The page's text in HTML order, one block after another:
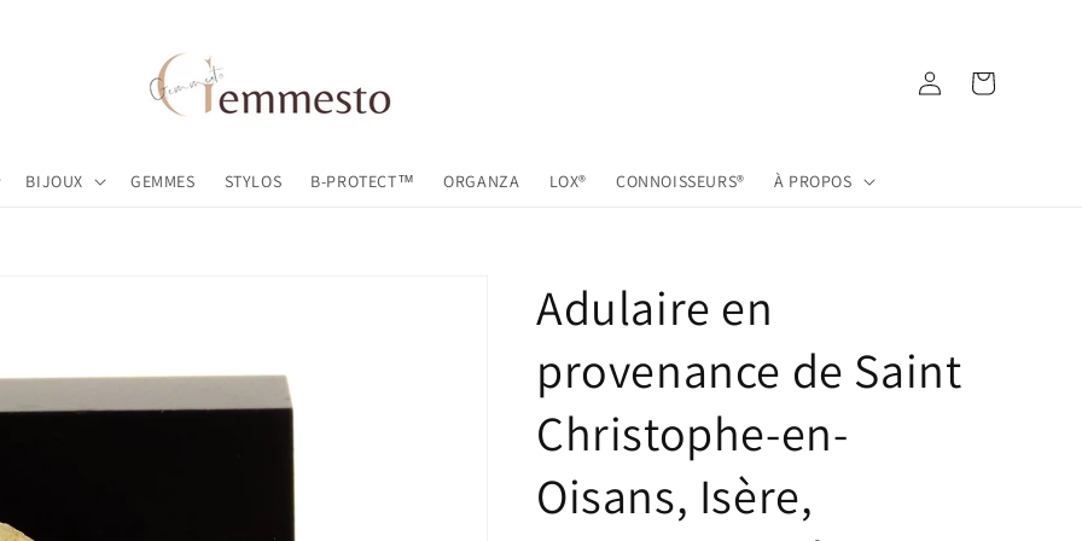
BIJOUX GEMMES STYLOS B-PROTECT™ ORGANZA LOX® CONNOISSEURS® À PROPOS
Connexion Panier
Adulaire en
provenance de Saint
Christophe-en-
Oisans, Isère,